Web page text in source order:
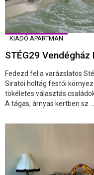
KIADÓ APARTMAN
STÉG29
Fedezd fel a varázslatos
Siratói holtág festői
tökéletes választás
A tágas, árnyas kertben sz ...